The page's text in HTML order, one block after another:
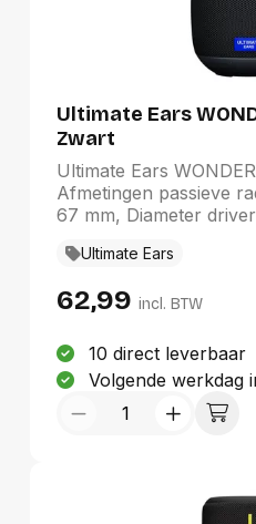
standaarden: Wi-Fi 4
stroombron: AC.
142 mm, Hoogte: 168
Ultimate Ears
Zwart
Ultimate Ears
Afmetingen passieve
67 mm, Diameter
Bluetooth: 40 m. Kleur
behuizing: Kunststof.
Universeel
Ultimate Ears
62,99 incl. BTW
10 direct leverbaar
Volgende werkdag